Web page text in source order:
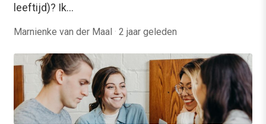
leeftijd)? Ik…
Marnienke van der Maal · 2 jaar geleden